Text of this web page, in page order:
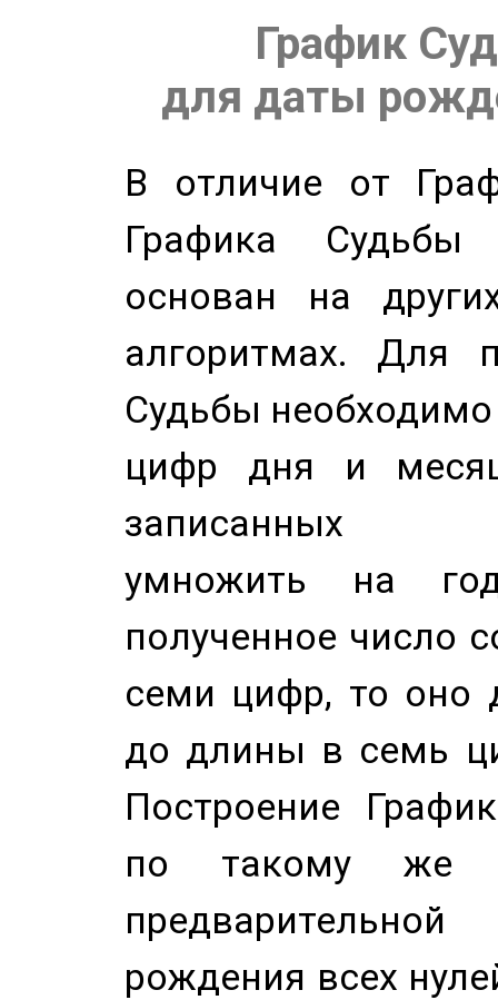
График
для даты
В отличие от
Графика
основан на
алгоритмах. Для
Судьбы
цифр дня и
записанных
умножить на
полученное число
семи цифр, то оно
до длины в семь
Построение
по такому же
рождения всех